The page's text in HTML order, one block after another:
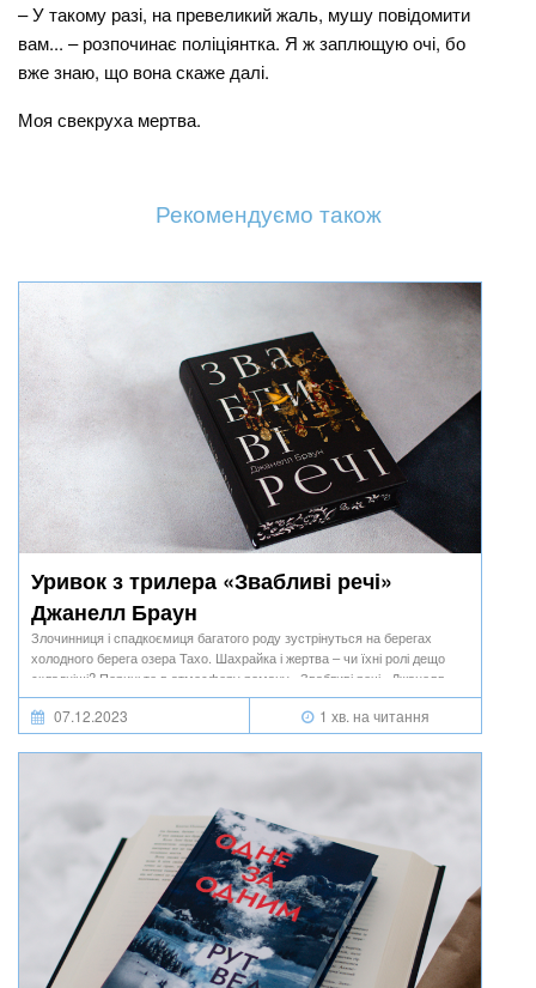
– У такому разі, на превеликий жаль, мушу повідомити
вам... – розпочинає поліціянтка. Я ж заплющую очі, бо
вже знаю, що вона скаже далі.
Моя свекруха мертва.
Рекомендуємо також
Уривок з трилера «Звабливі речі»
Джанелл Браун
Злочинниця і спадкоємиця багатого роду зустрінуться на берегах
холодного берега озера Тахо. Шахрайка і жертва – чи їхні ролі дещо
складніші? Пориньте в атмосферу роману «Звабливі речі» Джанелл
Браун.
07.12.2023 1 хв. на читання